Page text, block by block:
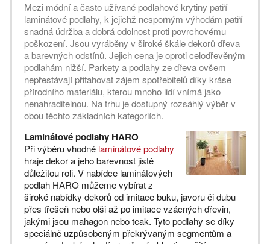
Mezi módní a často užívané podlahové krytiny patří
laminátové podlahy, k jejichž nesporným výhodám patří
snadná údržba a dobrá odolnost proti povrchovému
poškození. Jsou vyráběny v široké škále dekorů dřeva
a barevných odstínů. Jejich cena je oproti celodřevěným
podlahám nižší. Parkety a podlahy ze dřeva ovšem
nepřestávají přitahovat zájem spotřebitelů díky kráse
přírodního materiálu, kterou mnoho lidí vnímá jako
nenahraditelnou. Na trhu je dostupný rozsáhlý výběr v
obou těchto základních kategoriích.
Laminátové podlahy HARO
Při výběru vhodné laminátové podlahy
hraje dekor a jeho barevnost jistě
důležitou roli. V nabídce laminátových
podlah HARO můžeme vybírat z
široké nabídky dekorů od imitace buku, javoru či dubu
přes třešeň nebo olši až po imitace vzácných dřevin,
jakými jsou mahagon nebo teak. Tyto podlahy se díky
speciálně uzpůsobeným překrývaným segmentům a